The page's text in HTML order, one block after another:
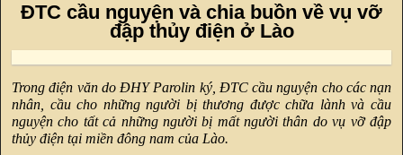
ĐTC cầu nguyện và chia buồn về vụ vỡ
đập thủy điện ở Lào
Trong điện văn do ĐHY Parolin ký, ĐTC cầu nguyện cho các nạn
nhân, cầu cho những người bị thương được chữa lành và cầu
nguyện cho tất cả những người bị mất người thân do vụ vỡ đập
thủy điện tại miền đông nam của Lào.